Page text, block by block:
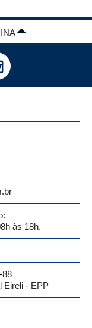
às 18h.
88
Eireli - EPP